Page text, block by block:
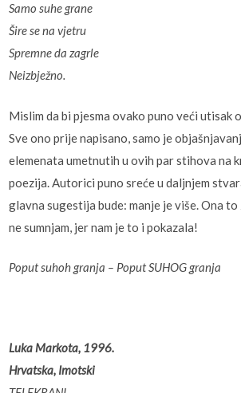
Samo suhe grane
Šire se na vjetru
Spremne da zagrle
Neizbježno.
Mislim da bi pjesma ovako puno veći utisak
Sve ono prije napisano, samo je
elemenata umetnutih u ovih par stihova na
poezija. Autorici puno sreće u daljnjem
glavna sugestija bude: manje je više. Ona to
ne sumnjam, jer nam je to i pokazala!
Poput suhoh granja – Poput SUHOG granja
Luka Markota, 1996.
Hrvatska, Imotski